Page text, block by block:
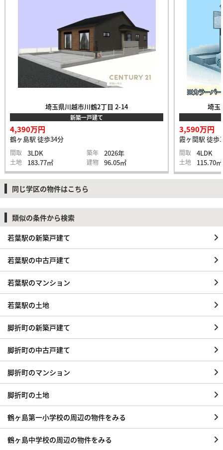
埼玉県川越市川鶴2丁目 2-14
新築一戸建て
4,390万円
鶴ヶ島駅 徒歩34分
間取 3LDK 築年 2026年
土地 183.77㎡ 建物 96.05㎡
埼玉
3,590万円
霞ヶ関駅 徒歩
間取 4LDK
土地 115.70㎡
同じ学区の物件はこちら
類似の条件から検索
若葉駅の新築戸建て
若葉駅の中古戸建て
若葉駅のマンション
若葉駅の土地
脚折町の新築戸建て
脚折町の中古戸建て
脚折町のマンション
脚折町の土地
鶴ヶ島第一小学校の周辺の物件をみる
鶴ヶ島中学校の周辺の物件をみる